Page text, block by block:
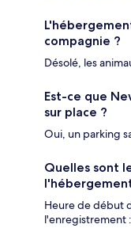
compagnie ?
Désolé, les
Est-ce que
sur place ?
Oui, un parking
Quelles sont
Heure de début
l'enregistrement